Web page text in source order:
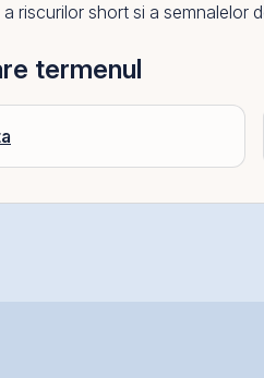
riscurilor short si a semnalelor
termenul